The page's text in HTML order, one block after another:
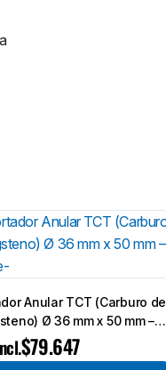
Anular TCT (Carburo de
Ø 36 mm x 50 mm –
de Corte-
$79.647